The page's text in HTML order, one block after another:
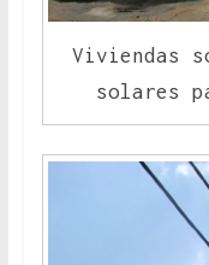
Viviendas
solares